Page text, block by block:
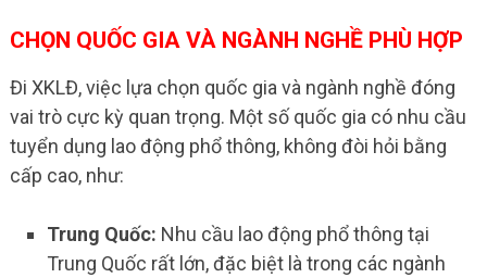
CHỌN QUỐC GIA VÀ NGÀNH NGHỀ PHÙ HỢP
Đi XKLĐ, việc lựa chọn quốc gia và ngành nghề đóng
vai trò cực kỳ quan trọng. Một số quốc gia có nhu cầu
tuyển dụng lao động phổ thông, không đòi hỏi bằng
cấp cao, như:
Trung Quốc: Nhu cầu lao động phổ thông tại
Trung Quốc rất lớn, đặc biệt là trong các ngành